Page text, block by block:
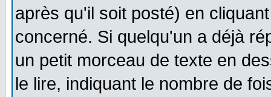
après qu'il soit posté) en
concerné. Si quelqu'un a déjà
un petit morceau de texte en
le lire, indiquant le nombre de